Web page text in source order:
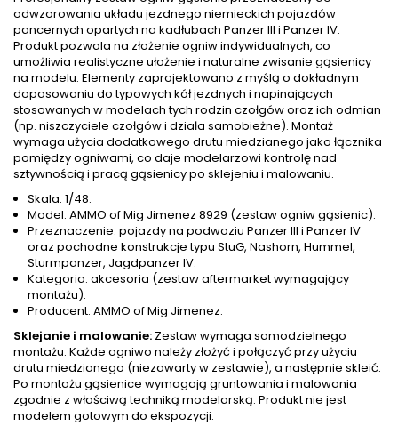
odwzorowania układu jezdnego niemieckich pojazdów
pancernych opartych na kadłubach Panzer III i Panzer IV.
Produkt pozwala na złożenie ogniw indywidualnych, co
umożliwia realistyczne ułożenie i naturalne zwisanie gąsienicy
na modelu. Elementy zaprojektowano z myślą o dokładnym
dopasowaniu do typowych kół jezdnych i napinających
stosowanych w modelach tych rodzin czołgów oraz ich odmian
(np. niszczyciele czołgów i działa samobieżne). Montaż
wymaga użycia dodatkowego drutu miedzianego jako łącznika
pomiędzy ogniwami, co daje modelarzowi kontrolę nad
sztywnością i pracą gąsienicy po sklejeniu i malowaniu.
Skala: 1/48.
Model: AMMO of Mig Jimenez 8929 (zestaw ogniw gąsienic).
Przeznaczenie: pojazdy na podwoziu Panzer III i Panzer IV
oraz pochodne konstrukcje typu StuG, Nashorn, Hummel,
Sturmpanzer, Jagdpanzer IV.
Kategoria: akcesoria (zestaw aftermarket wymagający
montażu).
Producent: AMMO of Mig Jimenez.
Sklejanie i malowanie: Zestaw wymaga samodzielnego
montażu. Każde ogniwo należy złożyć i połączyć przy użyciu
drutu miedzianego (niezawarty w zestawie), a następnie skleić.
Po montażu gąsienice wymagają gruntowania i malowania
zgodnie z właściwą techniką modelarską. Produkt nie jest
modelem gotowym do ekspozycji.